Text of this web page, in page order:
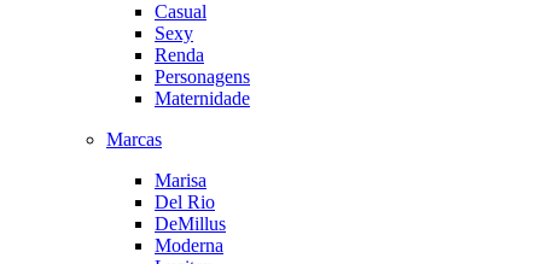
Casual
Sexy
Renda
Personagens
Maternidade
Marcas
Marisa
Del Rio
DeMillus
Moderna